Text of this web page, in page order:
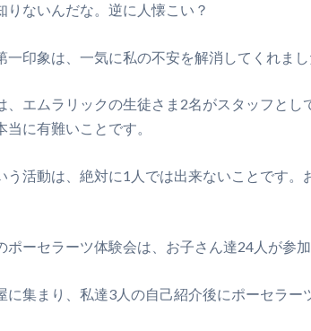
りないんだな。逆に人懐こい？
一印象は、一気に私の不安を解消してくれまし
、エムラリックの生徒さま2名がスタッフとし
当に有難いことです。
う活動は、絶対に1人では出来ないことです
ポーセラーツ体験会は、お子さん達24人が参加
に集まり、私達3人の自己紹介後にポーセラー